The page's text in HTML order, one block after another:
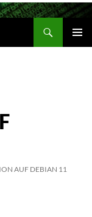
AUF DEBIAN 11